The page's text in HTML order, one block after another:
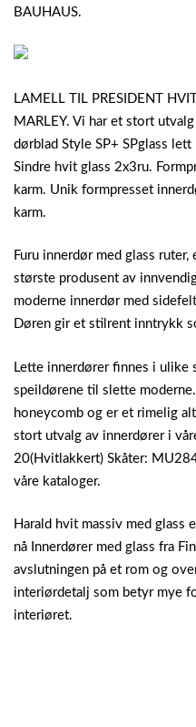
BAUHAUS.
LAMELL TIL PRESIDENT
MARLEY. Vi har et stort
dørblad Style SP+ SPglass
Sindre hvit glass 2x3ru.
karm. Unik formpresset
karm.
Furu innerdør med glass
største produsent av
moderne innerdør med
Døren gir et stilrent inntrykk
Lette innerdører finnes i ulike
speildørene til slette
honeycomb og er et rimelig
stort utvalg av innerdører i
20(Hvitlakkert) Skåter:
våre kataloger.
Harald hvit massiv med glass
nå Innerdører med glass fra
avslutningen på et rom og
interiørdetalj som betyr mye
interiøret.